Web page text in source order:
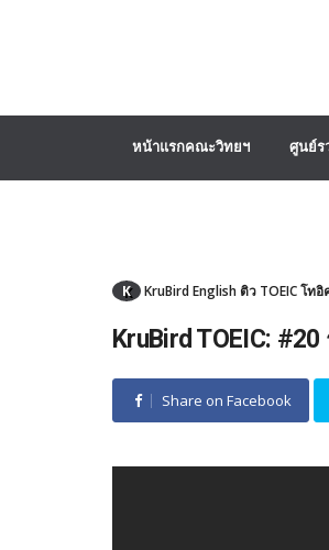
หน้าแรกคณะวิทยฯ ศูนย์ร
K KruBird English ติว TOEIC โท
KruBird TOEIC:
Share on Facebook